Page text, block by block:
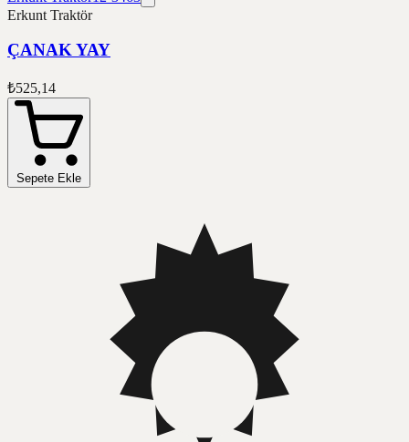
Erkunt Traktör
ÇANAK YAY
₺525,14
Sepete Ekle